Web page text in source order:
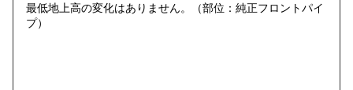
最低地上高の変化はありません。（部位：純正フロントパイ
プ）